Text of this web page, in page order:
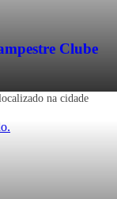
Clube
na cidade